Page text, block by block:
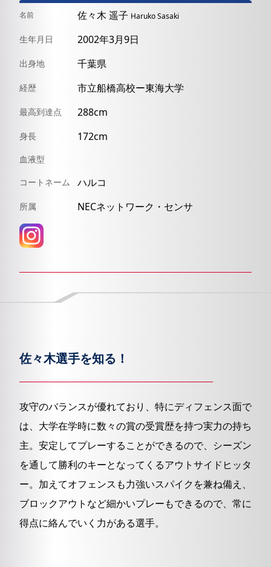
名前 佐々木 遥子 HarukoSasaki
生年月日 2002年3月9日
出身地 千葉県
経歴 市立船橋高校ー東海大学
最高到達点 288cm
身長 172cm
血液型
コートネーム
ハルコ
所属 NECネットワーク・センサ
佐々木選手を知る！
攻守のバランスが優れており、特にディフェンス面で
は、大学在学時に数々の賞の受賞歴を持つ実力の持ち
主。安定してプレーすることができるので、シーズン
を通して勝利のキーとなってくるアウトサイドヒッタ
ー。加えてオフェンスも力強いスパイクを兼ね備え、
ブロックアウトなど細かいプレーもできるので、常に
得点に絡んでいく力がある選手。